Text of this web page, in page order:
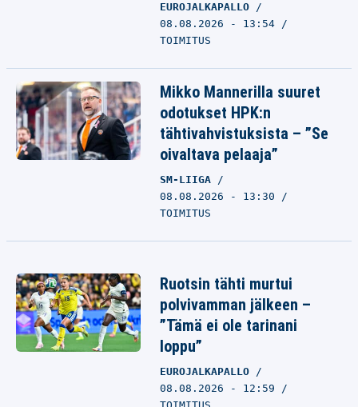
EUROJALKAPALLO
08.08.2026 - 13:54
TOIMITUS
Mikko Mannerilla suuret
odotukset HPK:n
tähtivahvistuksista – ”Se
oivaltava pelaaja”
SM-LIIGA
08.08.2026 - 13:30
TOIMITUS
Ruotsin tähti murtui
polvivamman jälkeen –
”Tämä ei ole tarinani
loppu”
EUROJALKAPALLO
08.08.2026 - 12:59